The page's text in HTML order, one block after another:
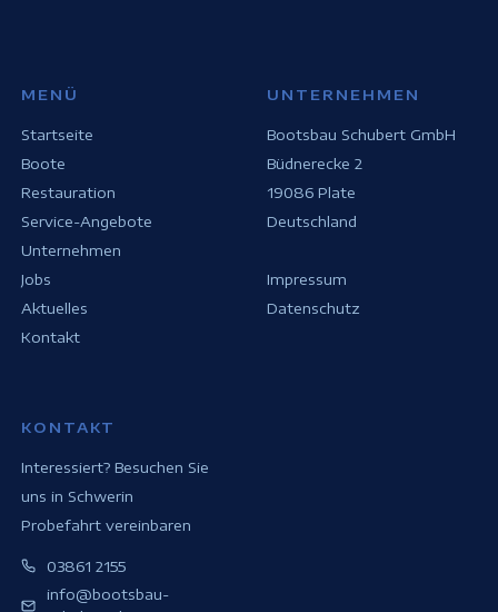
MENÜ
Startseite
Boote
Restauration
Service-Angebote
Unternehmen
Jobs
Aktuelles
Kontakt
UNTERNEHMEN
Bootsbau Schubert GmbH
Büdnerecke 2
19086 Plate
Deutschland
Impressum
Datenschutz
KONTAKT
Interessiert? Besuchen Sie
uns in Schwerin
Probefahrt vereinbaren
03861 2155
info@bootsbau-